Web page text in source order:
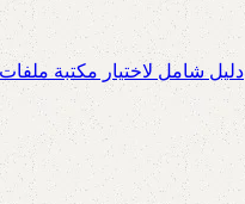
دليل شامل لاختيار مكتبة